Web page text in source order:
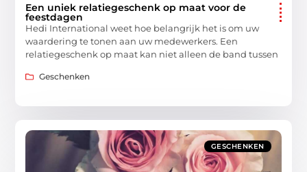
Een uniek relatiegeschenk op maat voor de
feestdagen
Hedi International weet hoe belangrijk het is om uw
waardering te tonen aan uw medewerkers. Een
relatiegeschenk op maat kan niet alleen de band tussen
Geschenken
GESCHENKEN